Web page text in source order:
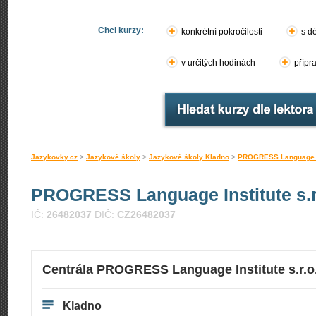
Chci kurzy: konkrétní pokročilosti s
v určitých hodinách
Jazykovky.cz > Jazykové školy > Jazykové školy Kladno > PROGRESS
PROGRESS Language Institute
IČ: 26482037 DIČ: CZ26482037
Centrála PROGRESS Language Institute
Kladno